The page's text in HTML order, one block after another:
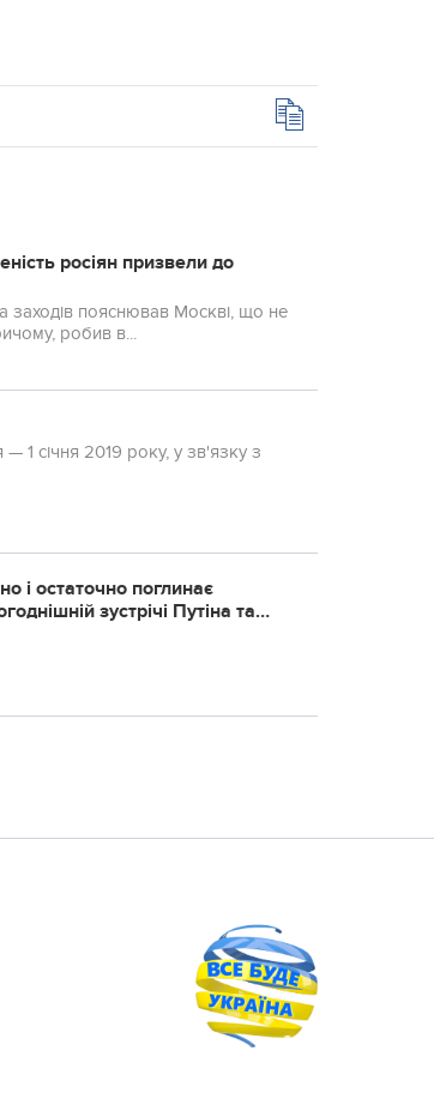
росіян призвели до
заходів пояснював Москві, що не
робив в...
— 1 січня 2019 року, у зв'язку з
i ocтaтoчнo пoглинaє
зуcтpiчi Путiнa тa